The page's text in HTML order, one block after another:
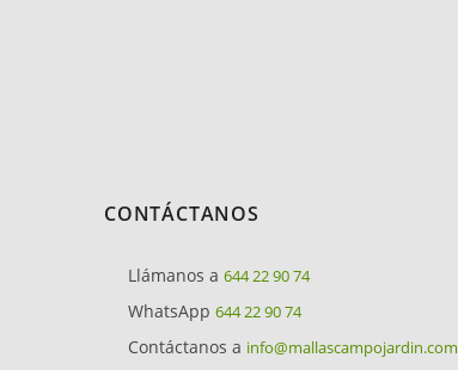
CONTÁCTANOS
Llámanos a 644 22 90 74
WhatsApp 644 22 90 74
Contáctanos a info@mallascampojardin.com